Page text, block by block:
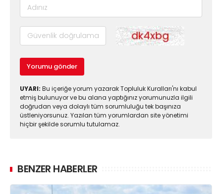
Yorumu gönder
UYARI: Bu içeriğe yorum yazarak Topluluk Kuralları'nı kabul
etmiş bulunuyor ve bu alana yaptığınız yorumunuzla ilgili
doğrudan veya dolaylı tüm sorumluluğu tek başınıza
üstleniyorsunuz. Yazılan tüm yorumlardan site yönetimi
hiçbir şekilde sorumlu tutulamaz.
BENZER HABERLER